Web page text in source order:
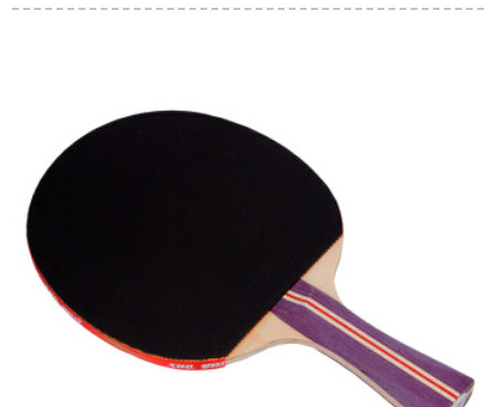
ングル自己練ボムル
トはTBC 301の長柄/